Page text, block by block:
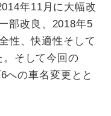
年11月に大幅改
部改良、2018年5
性、快適性そして
そして今回の
への車名変更とと